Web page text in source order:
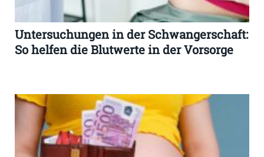
Untersuchungen in der Schwangerschaft:
So helfen die Blutwerte in der Vorsorge